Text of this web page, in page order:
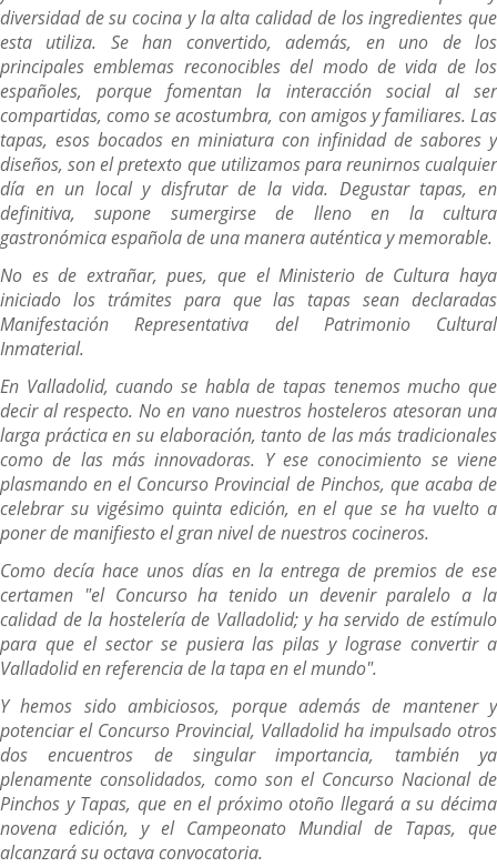
diversidad de su cocina y la alta calidad de los ingredientes que
esta utiliza. Se han convertido, además, en uno de los
principales emblemas reconocibles del modo de vida de los
españoles, porque fomentan la interacción social al ser
compartidas, como se acostumbra, con amigos y familiares. Las
tapas, esos bocados en miniatura con infinidad de sabores y
diseños, son el pretexto que utilizamos para reunirnos cualquier
día en un local y disfrutar de la vida. Degustar tapas, en
definitiva, supone sumergirse de lleno en la cultura
gastronómica española de una manera auténtica y memorable.
No es de extrañar, pues, que el Ministerio de Cultura haya
iniciado los trámites para que las tapas sean declaradas
Manifestación Representativa del Patrimonio Cultural
Inmaterial.
En Valladolid, cuando se habla de tapas tenemos mucho que
decir al respecto. No en vano nuestros hosteleros atesoran una
larga práctica en su elaboración, tanto de las más tradicionales
como de las más innovadoras. Y ese conocimiento se viene
plasmando en el Concurso Provincial de Pinchos, que acaba de
celebrar su vigésimo quinta edición, en el que se ha vuelto a
poner de manifiesto el gran nivel de nuestros cocineros.
Como decía hace unos días en la entrega de premios de ese
certamen "el Concurso ha tenido un devenir paralelo a la
calidad de la hostelería de Valladolid; y ha servido de estímulo
para que el sector se pusiera las pilas y lograse convertir a
Valladolid en referencia de la tapa en el mundo".
Y hemos sido ambiciosos, porque además de mantener y
potenciar el Concurso Provincial, Valladolid ha impulsado otros
dos encuentros de singular importancia, también ya
plenamente consolidados, como son el Concurso Nacional de
Pinchos y Tapas, que en el próximo otoño llegará a su décima
novena edición, y el Campeonato Mundial de Tapas, que
alcanzará su octava convocatoria.